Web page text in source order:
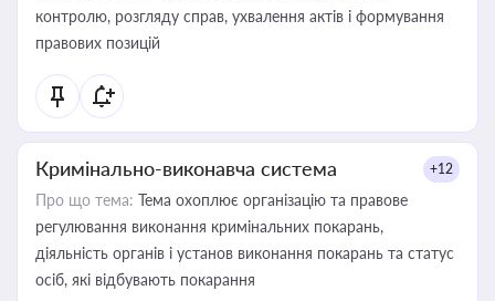
контролю, розгляду справ, ухвалення актів і формування
правових позицій
Кримінально-виконавча система +12
Про що тема: Тема охоплює організацію та правове
регулювання виконання кримінальних покарань,
діяльність органів і установ виконання покарань та статус
осіб, які відбувають покарання